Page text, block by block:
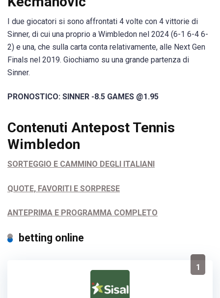
I due giocatori si sono affrontati 4 volte con 4 vittorie di
Sinner, di cui una proprio a Wimbledon nel 2024 (6-1 6-4 6-
2) e una, che sulla carta conta relativamente, alle Next Gen
Finals nel 2019. Giochiamo su una grande partenza di
Sinner.
PRONOSTICO: SINNER -8.5 GAMES @1.95
Contenuti Antepost Tennis
Wimbledon
SORTEGGIO E CAMMINO DEGLI ITALIANI
QUOTE, FAVORITI E SORPRESE
ANTEPRIMA E PROGRAMMA COMPLETO
betting online
1